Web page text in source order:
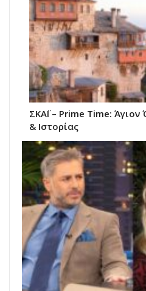
ΣΚΑΪ – Prime Time:
& Ιστορίας